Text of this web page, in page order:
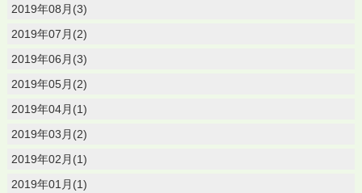
2019年08月(3)
2019年07月(2)
2019年06月(3)
2019年05月(2)
2019年04月(1)
2019年03月(2)
2019年02月(1)
2019年01月(1)